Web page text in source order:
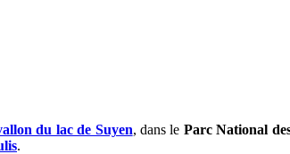
du lac de Suyen, dans le Parc National
.